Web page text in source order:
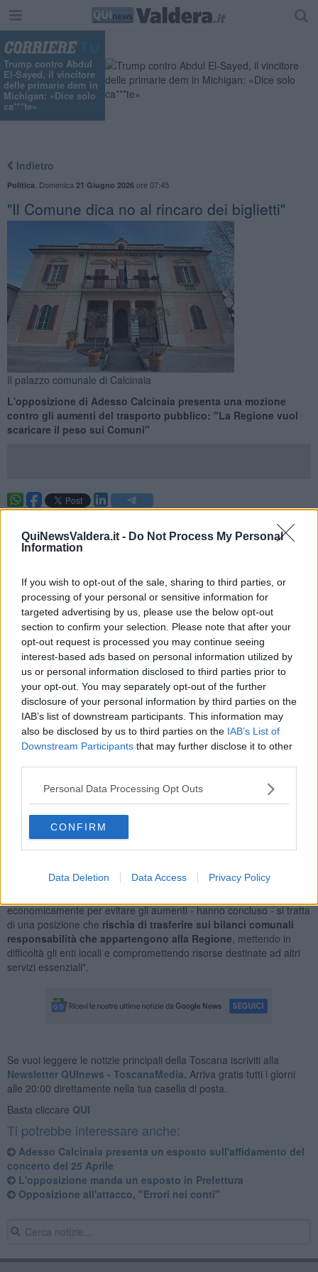
QuiNewsValdera.it - Do Not Process My Personal
Information
If you wish to opt-out of the sale, sharing to third parties, or
processing of your personal or sensitive information for
targeted advertising by us, please use the below opt-out
section to confirm your selection. Please note that after your
opt-out request is processed you may continue seeing
interest-based ads based on personal information utilized by
us or personal information disclosed to third parties prior to
your opt-out. You may separately opt-out of the further
disclosure of your personal information by third parties on the
IAB’s list of downstream participants. This information may
also be disclosed by us to third parties on the IAB’s List of
Downstream Participants that may further disclose it to other
Personal Data Processing Opt Outs
CONFIRM
Data Deletion Data Access Privacy Policy
Trump contro Abdul
El-Sayed, il vincitore
delle primarie dem in
Michigan: «Dice solo
ca***te»
Indietro
Politica Domenica 21 Giugno 2026ore 07:45
"Il Comune dica no al rincaro dei biglietti"
Il palazzo comunale di Calcinaia
L'opposizione di Adesso Calcinaia presenta una mozione
contro gli aumenti del trasporto pubblico: "La Regione vuol
scaricare il peso sui Comuni"
localeannunciati dalla Regione arrivano sui banchi delConsiglio
comunale. A presentare una mozione per chiedere al sindaco
gruppo di opposizione di
Adesso Calcinaia
, che invita la Giunta ad
attivarsi per sventare il rialzo.
"Le recenti dichiarazioni del presidente della Toscana Eugenio
Giani hanno confermato l'imminente aumento del costo di
biglietti e abbonamenti per autobus e tramvia- hanno spiegato
i consiglieri Daniele Ranfagni, Matteo Becherini, Elisa Venanti,
Caterina Crimeni e Marco Buggiani - una scelta che rischia di avere
conseguenze pesanti su migliaia di cittadini che ogni giorno
utilizzano il trasporto pubblicoper raggiungere il posto di lavoro,
la scuola o i servizi essenziali".
fare i conti con il caro vita e con una perdita costante del potere
d'acquisto,riteniamo sbagliato scaricare ulteriori costi su chi
utilizza i mezzi pubblici non per scelta, ma per necessità
hanno aggiunto - il trasporto pubblico rappresenta un servizio
"Ancora più preoccupante è il messaggio lanciato dalla Regione,
economicamente per evitare gli aumenti - hanno concluso - si tratta
di una posizione che rischia di trasferire sui bilanci comunali
responsabilità che appartengono alla Regione , mettendo in
difficoltà gli enti locali e compromettendo risorse destinate ad altri
servizi essenziali".
Se vuoi leggere le notizie principali della Toscana iscriviti alla
Newsletter QUInews - ToscanaMedia. Arriva gratis tutti i giorni
alle 20:00 direttamente nella tua casella di posta.
Basta cliccare QUI
Ti potrebbe interessare anche:
Adesso Calcinaia presenta un esposto sull'affidamento del
concerto del 25 Aprile
L'opposizione manda un esposto in Prefettura
Opposizione all'attacco, "Errori nei conti"